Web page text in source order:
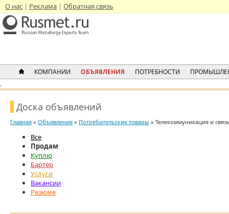
О нас Реклама Обратная связь
КОМПАНИИ ОБЪЯВЛЕНИЯ ПОТРЕБНОСТИ
.
Доска объявлений
Главная » Объявления » Потребительские товары » Телекоммуникация и
Все
Продам
Куплю
Бартер
Услуги
Вакансии
Резюме